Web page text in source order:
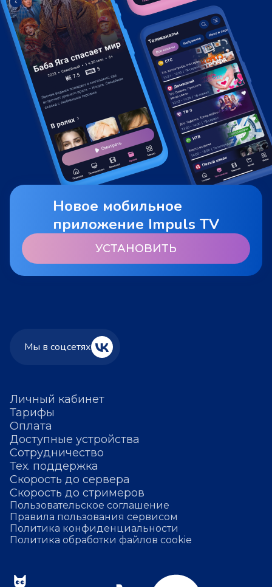
Новое мобильное
приложение Impuls TV
УСТАНОВИТЬ
Личный кабинет
Тарифы
Оплата
Доступные устройства
Сотрудничество
Тех. поддержка
Скорость до сервера
Скорость до стримеров
Пользовательское соглашение
Правила пользования сервисом
Политика конфиденциальности
Политика обработки файлов cookie
Мы в соцсетях